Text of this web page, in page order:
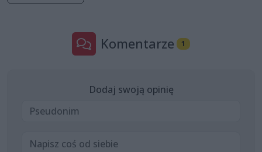
Komentarze 1
Dodaj swoją opinię